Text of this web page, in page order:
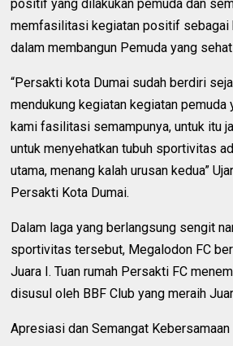
positif yang dilakukan pemuda dan
memfasilitasi kegiatan positif sebagai
dalam membangun Pemuda yang
“Persakti kota Dumai sudah berdiri
mendukung kegiatan kegiatan pemuda
kami fasilitasi semampunya, untuk itu
untuk menyehatkan tubuh sportivitas
utama, menang kalah urusan kedua”
Persakti Kota Dumai.
Dalam laga yang berlangsung sengit
sportivitas tersebut, Megalodon FC
Juara I. Tuan rumah Persakti FC
disusul oleh BBF Club yang meraih
Apresiasi dan Semangat Kebersamaan